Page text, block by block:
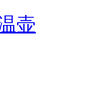
壶